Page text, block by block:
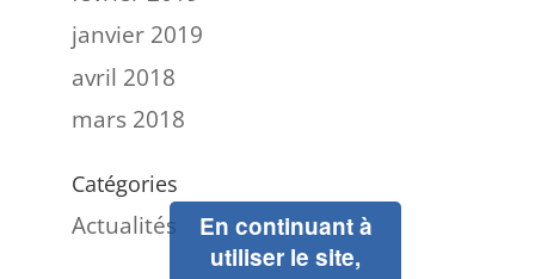
janvier 2019
avril 2018
mars 2018
Catégories
Actualités
En continuant à
utiliser le site,